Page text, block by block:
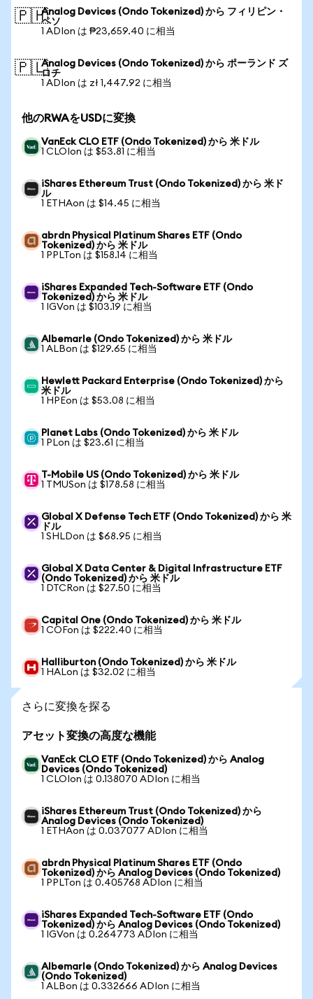
🇵🇭Analog Devices (Ondo Tokenized) から フィリピン・
ペソ
1 ADIon は ₱23,659.40 に相当
🇵🇱Analog Devices (Ondo Tokenized) から ポーランド ズ
ロチ
1 ADIon は zł 1,447.92 に相当
他のRWAをUSDに変換
VanEck CLO ETF (Ondo Tokenized) から 米ドル
1 CLOIon は $53.81 に相当
iShares Ethereum Trust (Ondo Tokenized) から 米ド
ル
1 ETHAon は $14.45 に相当
abrdn Physical Platinum Shares ETF (Ondo
Tokenized) から 米ドル
1 PPLTon は $158.14 に相当
iShares Expanded Tech-Software ETF (Ondo
Tokenized) から 米ドル
1 IGVon は $103.19 に相当
Albemarle (Ondo Tokenized) から 米ドル
1 ALBon は $129.65 に相当
Hewlett Packard Enterprise (Ondo Tokenized) から
米ドル
1 HPEon は $53.08 に相当
Planet Labs (Ondo Tokenized) から 米ドル
1 PLon は $23.61 に相当
T-Mobile US (Ondo Tokenized) から 米ドル
1 TMUSon は $178.58 に相当
Global X Defense Tech ETF (Ondo Tokenized) から 米
ドル
1 SHLDon は $68.95 に相当
Global X Data Center & Digital Infrastructure ETF
(Ondo Tokenized) から 米ドル
1 DTCRon は $27.50 に相当
Capital One (Ondo Tokenized) から 米ドル
1 COFon は $222.40 に相当
Halliburton (Ondo Tokenized) から 米ドル
1 HALon は $32.02 に相当
さらに変換を探る
アセット変換の高度な機能
VanEck CLO ETF (Ondo Tokenized) から Analog
Devices (Ondo Tokenized)
1 CLOIon は 0.138070 ADIon に相当
iShares Ethereum Trust (Ondo Tokenized) から
Analog Devices (Ondo Tokenized)
1 ETHAon は 0.037077 ADIon に相当
abrdn Physical Platinum Shares ETF (Ondo
Tokenized) から Analog Devices (Ondo Tokenized)
1 PPLTon は 0.405768 ADIon に相当
iShares Expanded Tech-Software ETF (Ondo
Tokenized) から Analog Devices (Ondo Tokenized)
1 IGVon は 0.264773 ADIon に相当
Albemarle (Ondo Tokenized) から Analog Devices
(Ondo Tokenized)
1 ALBon は 0.332666 ADIon に相当